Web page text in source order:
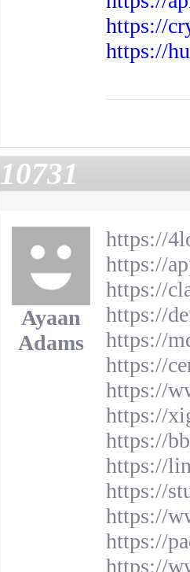
https://
https://
10731
Ayaan
Adams
https://
https://
https://
https://
https://
https://
https://
https://
https://
https://
https://
https://
https://
https://